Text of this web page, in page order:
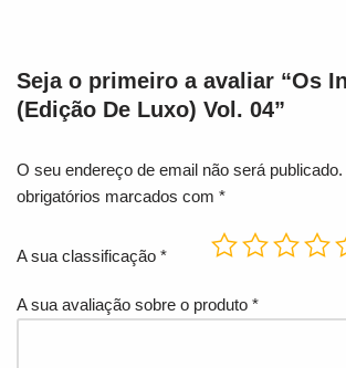
Seja o primeiro a avaliar “Os
(Edição De Luxo) Vol. 04”
O seu endereço de email não será publicado.
obrigatórios marcados com *
A sua classificação *
A sua avaliação sobre o produto *